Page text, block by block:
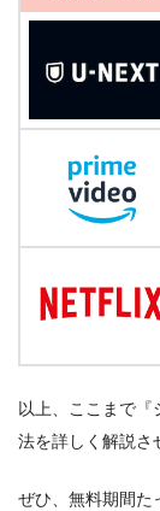
以上、ここまで
法を詳しく解説さ
ぜひ、無料期間た